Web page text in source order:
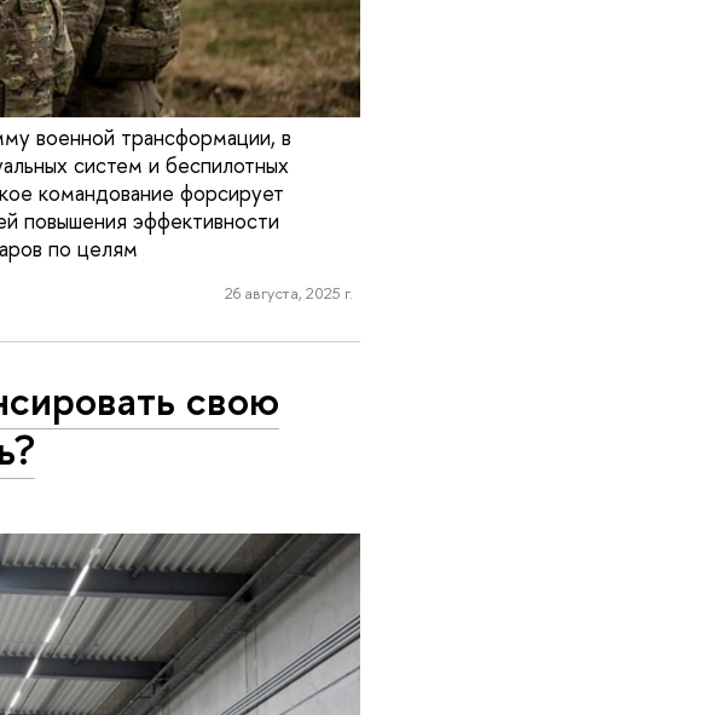
военной трансформации, в
систем и беспилотных
командование форсирует
повышения эффективности
по целям
26 августа, 2025 г.
свою